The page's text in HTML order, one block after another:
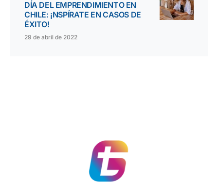
DÍA DEL EMPRENDIMIENTO EN
CHILE: ¡NSPÍRATE EN CASOS DE
ÉXITO!
29 de abril de 2022